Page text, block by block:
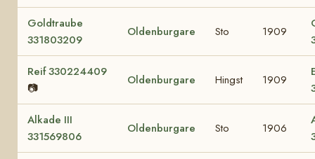
Goldtraube
331803209
Oldenburgare Sto 1909
Reif 330224409
📷
Oldenburgare Hingst 1909
Alkade III
331569806
Oldenburgare Sto 1906